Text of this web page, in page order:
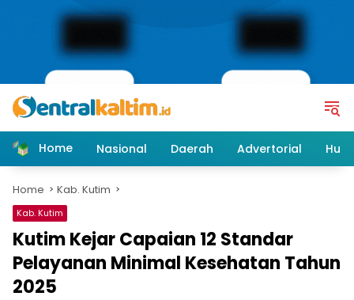
Home Nasional Daerah Advertorial
Home Kab. Kutim
Kab. Kutim
Kutim Kejar Capaian 12 Standar
Pelayanan Minimal Kesehatan Tahun
2025